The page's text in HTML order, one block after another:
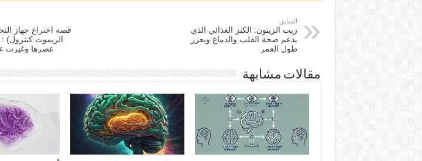
السابق
زيت الزيتون: الكنز الغذائي الذي
يدعم صحة القلب والدماغ ويعزز
طول العمر
قصة اختراع جهاز
الريموت
عصرها وغيرت
مقالات مشابهة